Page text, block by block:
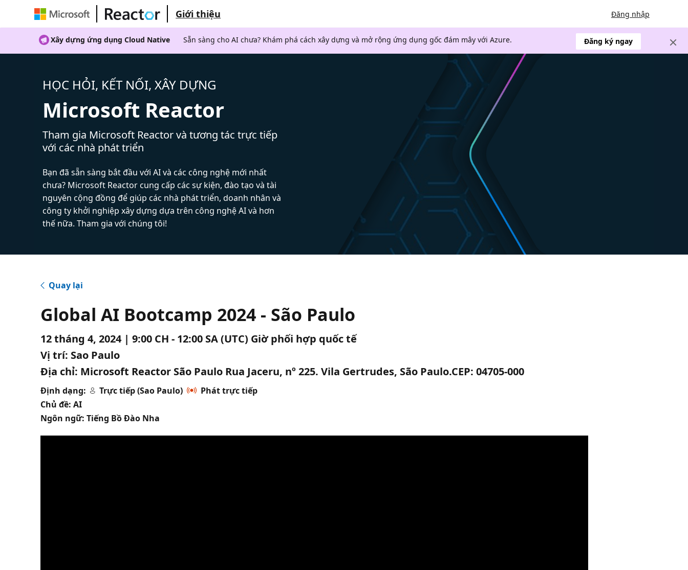
Giới thiệu Đăng nhập
Xây dựng ứng dụng Cloud Native Sẵn sàng cho AI chưa? Khám phá cách xây dựng và mở rộng ứng dụng gốc đám mây với Azure. Đăng ký ngay
HỌC HỎI, KẾT NỐI, XÂY DỰNG
Microsoft Reactor
Tham gia Microsoft Reactor và tương tác trực tiếp
với các nhà phát triển
Bạn đã sẵn sàng bắt đầu với AI và các công nghệ mới nhất
chưa? Microsoft Reactor cung cấp các sự kiện, đào tạo và tài
nguyên cộng đồng để giúp các nhà phát triển, doanh nhân và
công ty khởi nghiệp xây dựng dựa trên công nghệ AI và hơn
thế nữa. Tham gia với chúng tôi!
Quay lại
Global AI Bootcamp 2024 - São Paulo
12 tháng 4, 2024 | 9:00 CH - 12:00 SA (UTC) Giờ phối hợp quốc tế
Vị trí: Sao Paulo
Địa chỉ: Microsoft Reactor São Paulo Rua Jaceru, nº 225. Vila Gertrudes, São Paulo.CEP: 04705-000
Định dạng: Trực tiếp (Sao Paulo)
Phát trực tiếp
Chủ đề: AI
Ngôn ngữ: Tiếng Bồ Đào Nha